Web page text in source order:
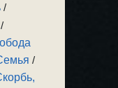
/
/
/